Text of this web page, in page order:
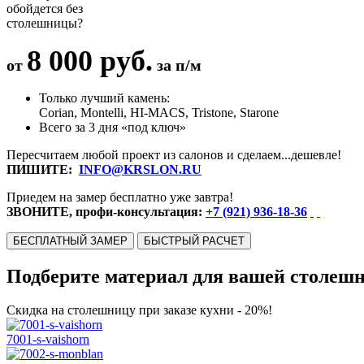
обойдется без
столешницы?
от 8 000 руб. за п/м
Только лучший камень:
Corian, Montelli, HI-MACS, Tristone, Starone
Всего за 3 дня «под ключ»
Пересчитаем любой проект из салонов и сделаем...дешевле!
ПИШИТЕ: INFO@KRSLON.RU
Приедем на замер бесплатно уже завтра!
ЗВОНИТЕ, профи-консультация: +7 (921) 936-18-36
БЕСПЛАТНЫЙ ЗАМЕР БЫСТРЫЙ РАСЧЕТ
Подберите материал для вашей
Скидка на столешницу при заказе кухни - 20%!
7001-s-vaishorn